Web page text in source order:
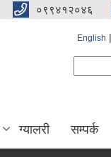
०९९४१२०४६
English
ग्यालरी सम्पर्क